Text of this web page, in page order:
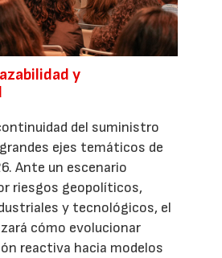
y
del suministro
ejes temáticos de
Ante un escenario
riesgos geopolíticos,
y tecnológicos, el
cómo evolucionar
reactiva hacia modelos